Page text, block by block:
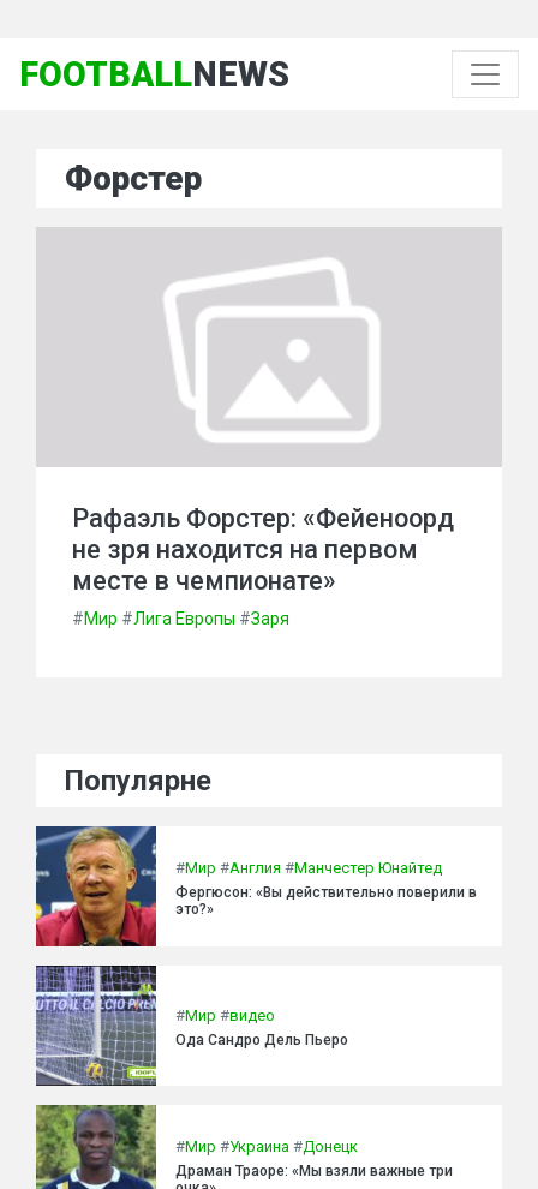
FOOTBALLNEWS
Форстер
Рафаэль Форстер: «Фейеноорд
не зря находится на первом
месте в чемпионате»
#Мир #Лига Европы #Заря
Популярне
#Мир #Англия #Манчестер Юнайтед
Фергюсон: «Вы действительно поверили в
это?»
#Мир #видео
Ода Сандро Дель Пьеро
#Мир #Украина #Донецк
Драман Траоре: «Мы взяли важные три